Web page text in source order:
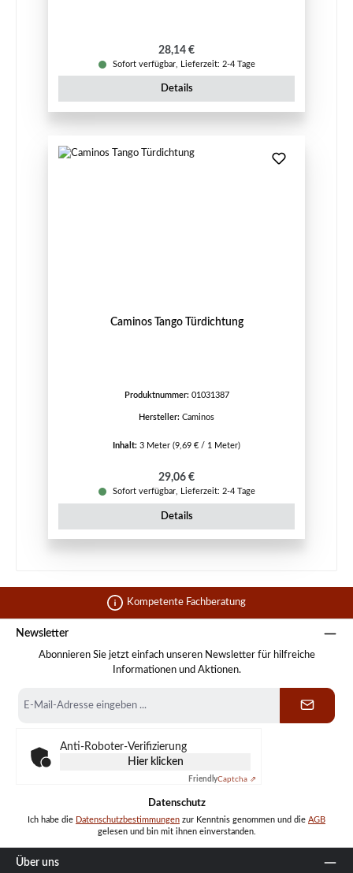
Regulärer Preis:
28,14 €
Sofort verfügbar, Lieferzeit: 2-4 Tage
Details
Caminos Tango Türdichtung
Produktnummer: 01031387
Hersteller: Caminos
Inhalt: 3 Meter (9,69 € / 1 Meter)
Regulärer Preis:
29,06 €
Sofort verfügbar, Lieferzeit: 2-4 Tage
Details
Kompetente Fachberatung
Newsletter
Abonnieren Sie jetzt einfach unseren Newsletter für hilfreiche
Informationen und Aktionen.
Mail-
Anti-Roboter-Verifizierung
Hier klicken
FriendlyCaptcha ⇗
Datenschutz
Ich habe die Datenschutzbestimmungen zur Kenntnis genommen und die AGB
gelesen und bin mit ihnen einverstanden.
Über uns